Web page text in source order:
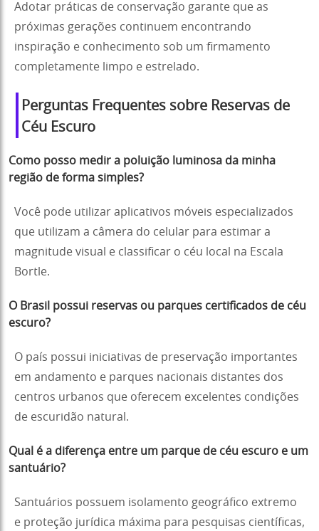
Adotar práticas de conservação garante que as
próximas gerações continuem encontrando
inspiração e conhecimento sob um firmamento
completamente limpo e estrelado.
Perguntas Frequentes sobre Reservas de
Céu Escuro
Como posso medir a poluição luminosa da minha
região de forma simples?
Você pode utilizar aplicativos móveis especializados
que utilizam a câmera do celular para estimar a
magnitude visual e classificar o céu local na Escala
Bortle.
O Brasil possui reservas ou parques certificados de céu
escuro?
O país possui iniciativas de preservação importantes
em andamento e parques nacionais distantes dos
centros urbanos que oferecem excelentes condições
de escuridão natural.
Qual é a diferença entre um parque de céu escuro e um
santuário?
Santuários possuem isolamento geográfico extremo
e proteção jurídica máxima para pesquisas científicas,